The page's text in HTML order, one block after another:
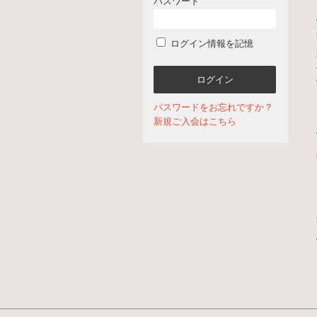
ログイン情報を記憶
パスワードをお忘れですか？
新規ご入会はこちら